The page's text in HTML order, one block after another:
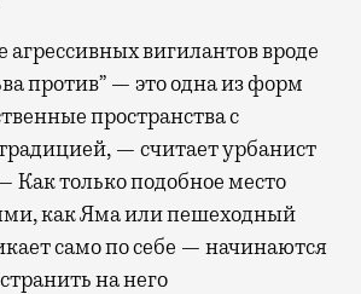
вигилантов вроде
против” — это одна из форм
пространства с
— считает урбанист
Как только подобное место
как Яма или пешеходный
само по себе — начинаются
на него